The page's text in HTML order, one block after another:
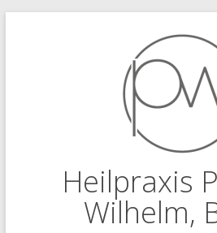
Heilpraxis
Wilhelm,